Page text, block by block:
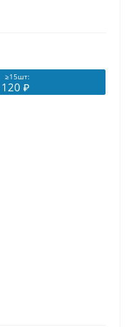
≥15шт:
120 ₽